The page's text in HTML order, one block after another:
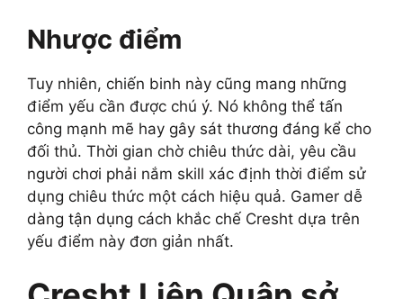
Nhược điểm
Tuy nhiên, chiến binh này cũng mang những
điểm yếu cần được chú ý. Nó không thể tấn
công mạnh mẽ hay gây sát thương đáng kể cho
đối thủ. Thời gian chờ chiêu thức dài, yêu cầu
người chơi phải nắm skill xác định thời điểm sử
dụng chiêu thức một cách hiệu quả. Gamer dễ
dàng tận dụng cách khắc chế Cresht dựa trên
yếu điểm này đơn giản nhất.